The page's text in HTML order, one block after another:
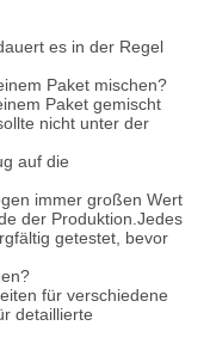
es in der Regel
Paket mischen?
Paket gemischt
nicht unter der
auf die
immer großen Wert
der Produktion.Jedes
getestet, bevor
für verschiedene
detaillierte